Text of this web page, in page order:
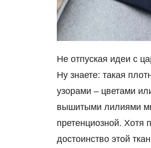
Не отпуская идеи с
Ну знаете: такая
узорами – цветами
вышитыми лилиями
претенциозной. Хотя
достоинство этой